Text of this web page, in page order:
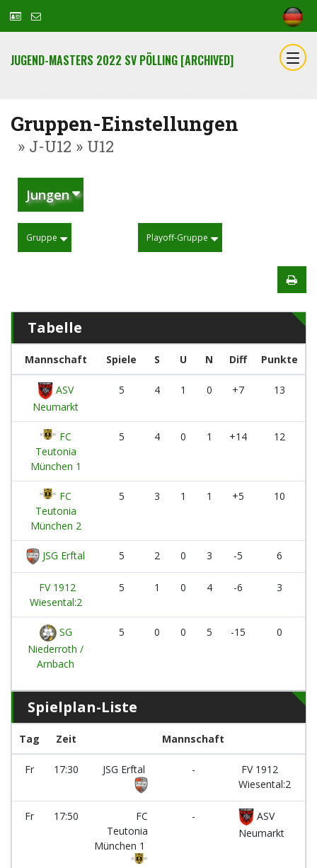
JUGEND-MASTERS 2022 SV PÖLLING [ARCHIVED]
Gruppen-Einstellungen
» J-U12 » U12
Jungen
Gruppe Playoff-Gruppe
Tabelle
Mannschaft Spiele S U N Diff Punkte
ASV
Neumarkt
5 4 1 0 +7 13
FC
Teutonia
München 1
5 4 0 1 +14 12
FC
Teutonia
München 2
5 3 1 1 +5 10
JSG Erftal 5 2 0 3 -5 6
FV 1912
Wiesental:2
5 1 0 4 -6 3
SG
Niederroth /
Arnbach
5 0 0 5 -15 0
Spielplan-Liste
Tag Zeit Mannschaft
Fr 17:30 JSG Erftal -
FV 1912
Wiesental:2
Fr 17:50
FC
Teutonia
München 1
-
ASV
Neumarkt